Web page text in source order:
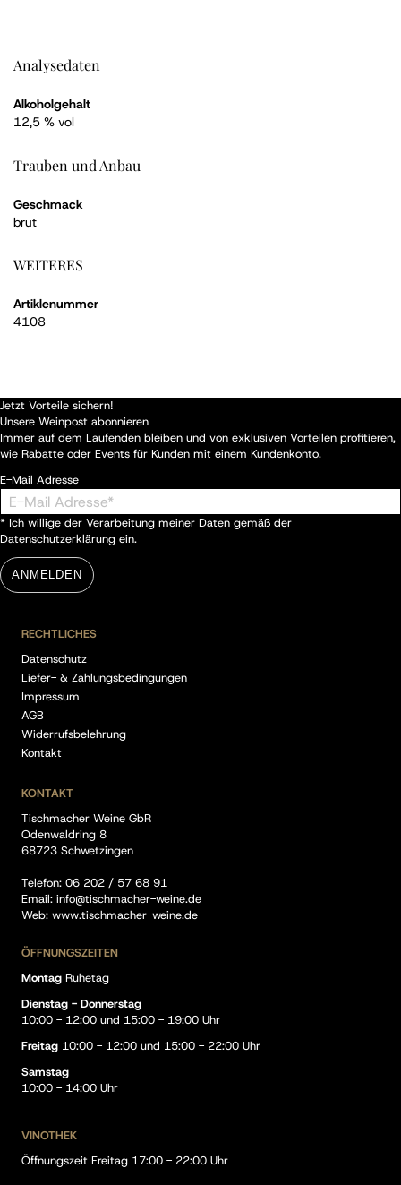
Analysedaten
Alkoholgehalt
12,5 % vol
Trauben und Anbau
Geschmack
brut
WEITERES
Artiklenummer
4108
Jetzt Vorteile sichern!
Unsere Weinpost abonnieren
Immer auf dem Laufenden bleiben und von exklusiven Vorteilen profitieren,
wie Rabatte oder Events für Kunden mit einem Kundenkonto.
E-Mail Adresse
* Ich willige der Verarbeitung meiner Daten gemäß der
Datenschutzerklärung ein.
ANMELDEN
RECHTLICHES
Datenschutz
Liefer- & Zahlungsbedingungen
Impressum
AGB
Widerrufsbelehrung
Kontakt
KONTAKT
Tischmacher Weine GbR
Odenwaldring 8
68723 Schwetzingen
Telefon: 06 202 / 57 68 91
Email: info@tischmacher-weine.de
Web: www.tischmacher-weine.de
ÖFFNUNGSZEITEN
Montag Ruhetag
Dienstag - Donnerstag
10:00 - 12:00 und 15:00 - 19:00 Uhr
Freitag 10:00 - 12:00 und 15:00 - 22:00 Uhr
Samstag
10:00 - 14:00 Uhr
VINOTHEK
Öffnungszeit Freitag 17:00 - 22:00 Uhr